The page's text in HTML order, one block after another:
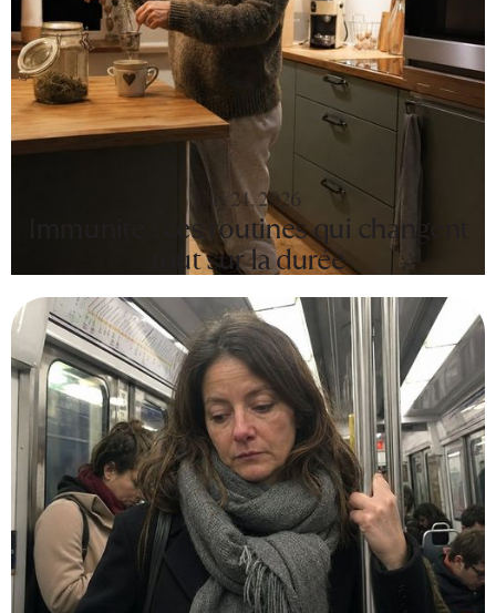
July 24, 2026
Immunité : ces routines qui changent
tout sur la durée